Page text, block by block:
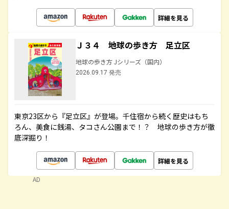
詳細を見る
Ｊ３４ 地球の歩き方 足立区
地球の歩き方 Jシリーズ（国内）
2026.09.17 発売
東京23区から『足立区』が登場。千住宿から続く歴史はもち
ろん、美食に銭湯、タコさん公園まで！？ 地球の歩き方が徹
底深掘り！
詳細を見る
AD